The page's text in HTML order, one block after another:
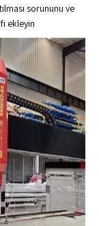
sorununu ve
ekleyin